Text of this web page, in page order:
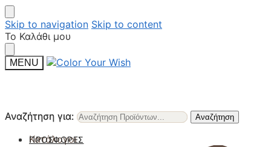
Skip to navigation Skip to content
Το Καλάθι μου
MENU
Αναζήτηση για: Αναζήτηση
Κατάλογοι
Αναζήτηση για: Αναζήτηση
ΠΡΟΣΦΟΡΈΣ